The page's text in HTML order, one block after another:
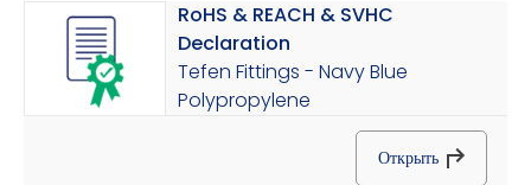
RoHS & REACH & SVHC
Declaration
Tefen Fittings - Navy Blue
Polypropylene
Открыть